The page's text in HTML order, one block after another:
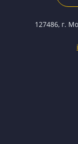
127486, г.